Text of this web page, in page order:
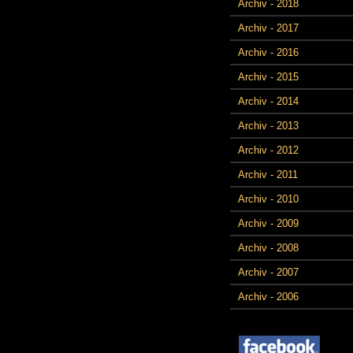
Archiv - 2018
Archiv - 2017
Archiv - 2016
Archiv - 2015
Archiv - 2014
Archiv - 2013
Archiv - 2012
Archiv - 2011
Archiv - 2010
Archiv - 2009
Archiv - 2008
Archiv - 2007
Archiv - 2006